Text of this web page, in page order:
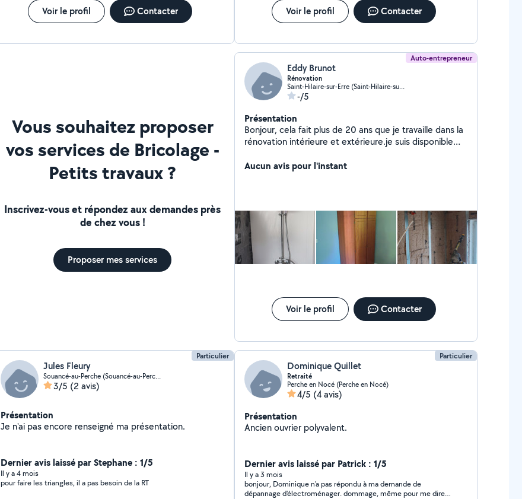
Voir le profil Contacter Voir le profil Contacter
Vous souhaitez proposer
vos services de Bricolage -
Petits travaux ?
Inscrivez-vous et répondez aux demandes près
de chez vous !
Proposer mes services
Auto-entrepreneur
Eddy Brunot
Rénovation
Saint-Hilaire-sur-Erre (Saint-Hilaire-sur-Erre)
-/5
Présentation
Bonjour, cela fait plus de 20 ans que je travaille dans la
rénovation intérieure et extérieure.je suis disponible
projets
Aucun avis pour l'instant
Voir le profil Contacter
Particulier
Jules Fleury
Souancé-au-Perche (Souancé-au-Perche)
3/5 (2 avis)
Présentation
Je n'ai pas encore renseigné ma présentation.
Dernier avis laissé par Stephane : 1/5
Il y a 4 mois
pour faire les triangles, il a pas besoin de la RT
Particulier
Dominique Quillet
Retraité
Perche en Nocé (Perche en Nocé)
4/5 (4 avis)
Présentation
Ancien ouvrier polyvalent.
Dernier avis laissé par Patrick : 1/5
Il y a 3 mois
bonjour, Dominique n'a pas répondu à ma demande de
dépannage d'électroménager. dommage, même pour me dire